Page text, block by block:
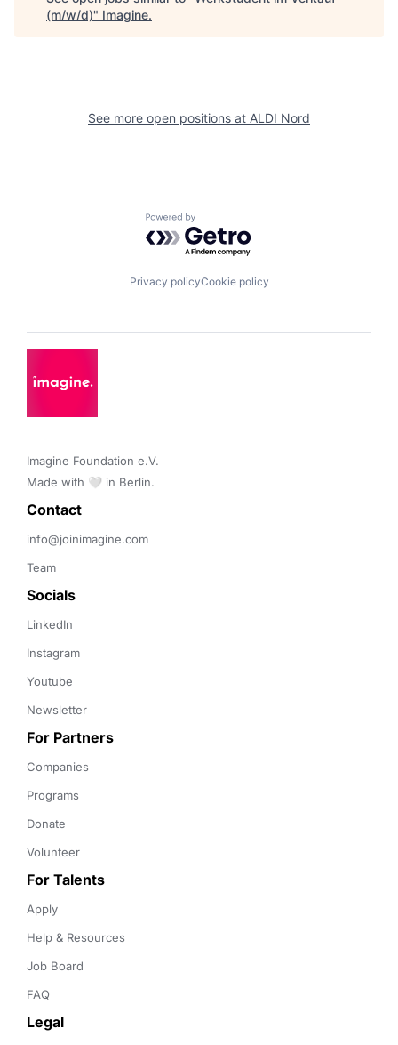
(m/w/d)" Imagine.
See more open positions at ALDI Nord
Powered by Getro.com
Privacy policyCookie policy
Imagine Foundation e.V.
Made with 🤍 in Berlin.
Contact
info@joinimagine.com
Team
Socials
LinkedIn
Instagram
Youtube
Newsletter
For Partners
Companies
Programs
Donate
Volunteer
For Talents
Apply
Help & Resources
Job Board
FAQ
Legal